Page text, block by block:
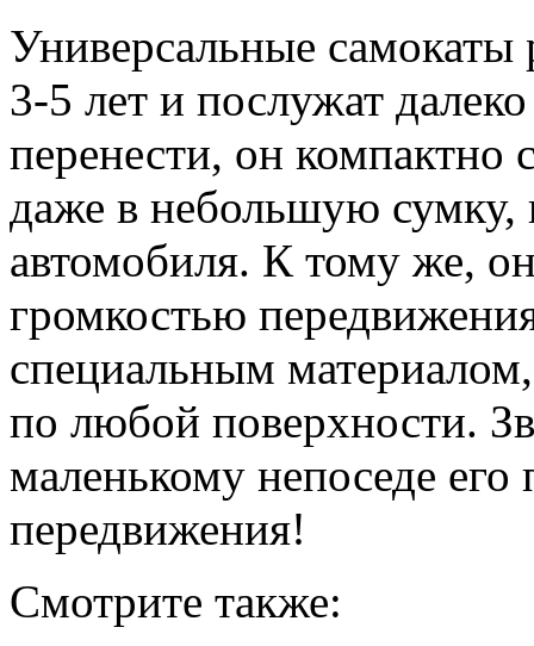
Универсальные самокаты
3-5 лет и послужат
перенести, он компактно
даже в небольшую сумку,
автомобиля. К тому же,
громкостью
специальным
по любой поверхности.
маленькому непоседе его
передвижения!
Смотрите также: